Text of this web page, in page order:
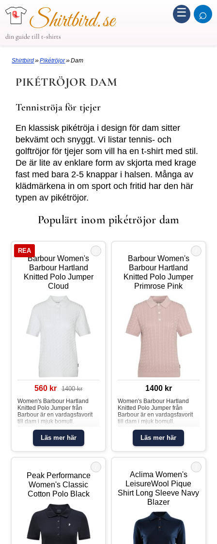
Shirtbird.se
din guide till t-shirts
☰ ⌕
Shirtbird»Pikétröjor»Dam
PIKÉTRÖJOR DAM
Tenniströja för tjejer
En klassisk pikétröja i design för dam sitter
bekvämt och snyggt. Vi listar tennis- och
golftröjor för tjejer som vill ha en t-shirt med stil.
De är lite av enklare form av skjorta med krage
fast med bara 2-5 knappar i halsen. Många av
klädmärkena in om sport och fritid har den här
typen av pikétröjor.
Populärt inom pikétröjor dam
Barbour Women's
Barbour Hartland
Knitted Polo Jumper
Cloud
REA
560 kr 1400 kr
Läs mer här
Women's Barbour Hartland
Knitted Polo Jumper från
Barbour är en vardagsfavorit
till dam i mjuk bomull.
Designad med kabelstickad
struktur. Barbour Hartland
Stickad Pikétröja kombinerar
klassisk stil med modern
prägel, ribbstickad krage och
ärmslut. Knappar framtill
Metallbricka i nacken Material:
100 % bomull
Barbour Women's
Barbour Hartland
Knitted Polo Jumper
Primrose Pink
1400 kr
Läs mer här
Women's Barbour Hartland
Knitted Polo Jumper från
Barbour är en vardagsfavorit
till dam i mjuk bomull.
Designad med kabelstickad
struktur. Barbour Hartland
Stickad Pikétröja kombinerar
klassisk stil med modern
prägel, ribbstickad krage och
ärmslut. Knappar framtill
Metallbricka i nacken Material:
100 % bomull
Peak Performance
Women's Classic
Cotton Polo Black
Aclima Women's
LeisureWool Pique
Shirt Long Sleeve Navy
Blazer